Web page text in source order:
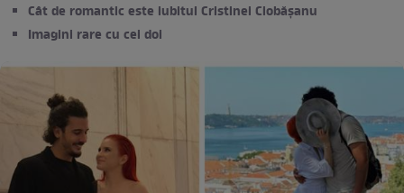
Cât de romantic este iubitul Cristinei Ciobășanu
Imagini rare cu cei doi